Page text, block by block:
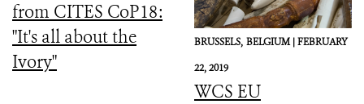
from CITES CoP18:
"It's all about the
Ivory"
BRUSSELS, BELGIUM |FEBRUARY
22, 2019
WCS EU